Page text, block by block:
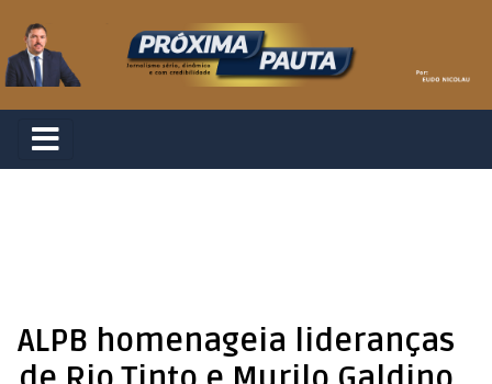
ALPB homenageia lideranças